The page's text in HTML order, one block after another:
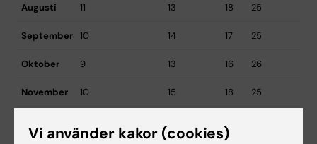
Augusti 11 13 18 25
September 10 14 17 25
Oktober 9 13 16 26
November 10 15 18 25
Vi använder kakor (cookies)